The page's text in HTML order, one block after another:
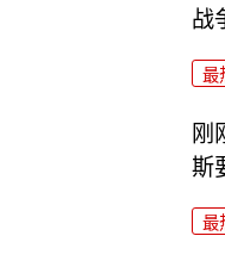
战
最
刚
斯
最